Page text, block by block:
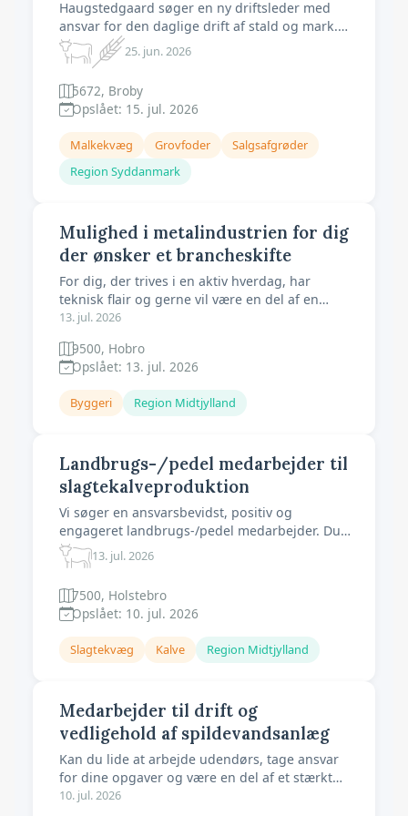
Haugstedgaard søger en ny driftsleder med
ansvar for den daglige drift af stald og mark.
Her får du et job der ruster dig til en hverdag
med mange beslutninger. Udtalelse fra
tidligere driftsleder: "Jeg har været på
Haugstedgaard i mere end 3 år, og har været
super glad og tilfreds, for at være ansa
25. jun. 2026
5672, Broby
Opslået: 15. jul. 2026
Malkekvæg Grovfoder
Salgsafgrøder
Region Syddanmark
Mulighed i metalindustrien for dig
der ønsker et brancheskifte
For dig, der trives i en aktiv hverdag, har
teknisk flair og gerne vil være en del af en
stærk holdånd. Hos DS Stålprofil søger vi
stålplader til tag og facade. Vi arbejder i et
tempo, hvor dagen flytter sig, og hvor vi
hjælper hinanden med at levere høj kvalitet
13. jul. 2026
9500, Hobro
Opslået: 13. jul. 2026
Byggeri Region Midtjylland
Landbrugs-/pedel medarbejder til
slagtekalveproduktion
Vi søger en ansvarsbevidst, positiv og
engageret landbrugs-/pedel medarbejder. Du
skal være interesseret i kalveproduktion, hvor
kalvens trivsel, velfærd og tilvækst har højeste
prioritet. Vi forventer at du er omhyggelig i dit
arbejde og har lyst til at indgå i et målrettet
samarbejde. Som medarbej
13. jul. 2026
7500, Holstebro
Opslået: 10. jul. 2026
Slagtekvæg Kalve Region Midtjylland
Medarbejder til drift og
vedligehold af spildevandsanlæg
Kan du lide at arbejde udendørs, tage ansvar
for dine opgaver og være en del af et stærkt
team? Trives du med en fast arbejdsplads og
10. jul. 2026